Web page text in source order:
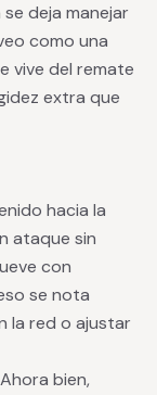
deja manejar
como una
vive del remate
extra que
hacia la
ataque sin
con
se nota
la red o ajustar
bien,